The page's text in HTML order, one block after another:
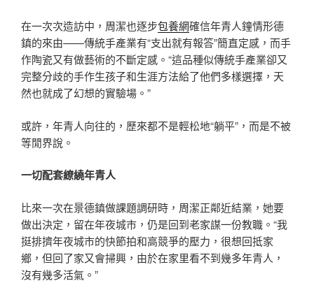
在一次次造訪中，周潔也逐步包養網確信年青人鐘情形德
鎮的來由——傳統手產業有“支出就有報答”簡直定感，而手
作陶瓷又有做藝術的不斷定感。“這品種似傳統手產業卻又
完整分歧的手作生孩子和生涯方法給了他們多樣選擇，天
然也就成了幻想的實驗場。”
或許，年青人向往的，歷來都不是輕松地“躺平”，而是不被
等閒界說。
一切配套繚繞年青人
比來一次在景德鎮做課題調研時，周潔正鄰近結業，她要
做出決定，留在年夜城市，仍是回到老家謀一份教職。“我
挺排擠年夜城市的快節拍和高競爭的壓力，很想回抵家
鄉，但回了家又會掃興，由於在家里看不到幾多年青人，
沒有幾多活氣。”